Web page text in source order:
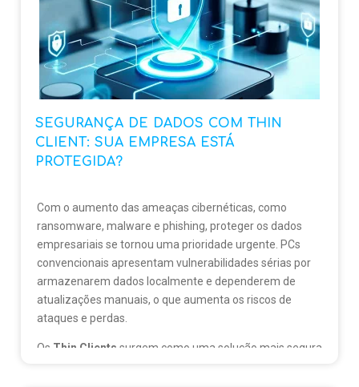
SEGURANÇA DE DADOS COM THIN
CLIENT: SUA EMPRESA ESTÁ
PROTEGIDA?
Com o aumento das ameaças cibernéticas, como
ransomware, malware e phishing, proteger os dados
empresariais se tornou uma prioridade urgente. PCs
convencionais apresentam vulnerabilidades sérias por
armazenarem dados localmente e dependerem de
atualizações manuais, o que aumenta os riscos de
ataques e perdas.
Os Thin Clients surgem como uma solução mais segura